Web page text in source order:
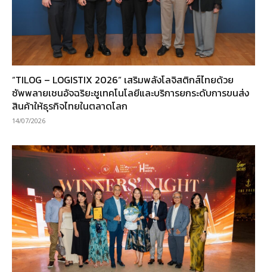
“TILOG – LOGISTIX 2026” เสริมพลังโลจิสติกส์ไทยด้วย
ซัพพลายเชนอัจฉริยะชูเทคโนโลยีและบริการยกระดับการขนส่ง
สินค้าให้ธุรกิจไทยในตลาดโลก
14/07/2026